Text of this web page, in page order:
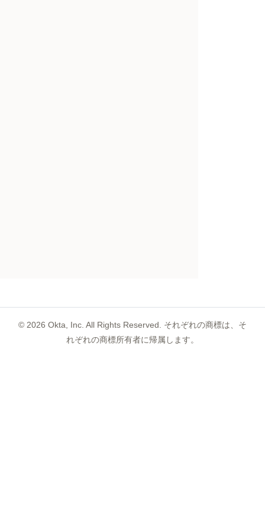
© 2026 Okta, Inc. All Rights Reserved. それぞれの商標は、そ
れぞれの商標所有者に帰属します。